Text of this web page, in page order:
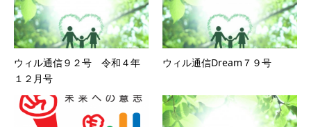
ウィル通信９２号 令和４年
１２月号
ウィル通信Dream７９号